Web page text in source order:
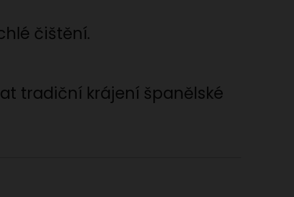
čištění.
tradiční krájení španělské